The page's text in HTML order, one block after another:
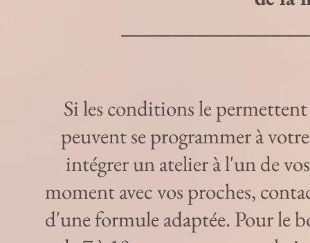
Si les conditions le permettent
peuvent se programmer à
intégrer un atelier à l'un de
moment avec vos proches, c
d'une formule adaptée. Pour le